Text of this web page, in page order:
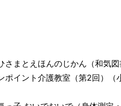
さまとえほんのじかん（和気
ポイント介護教室（第2回）（